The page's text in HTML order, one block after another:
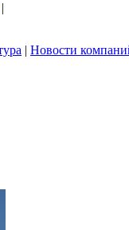
|
| Новости